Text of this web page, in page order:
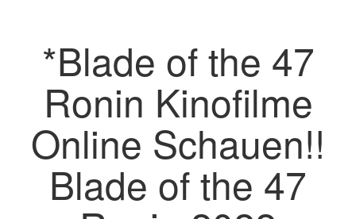
*Blade of the 47
Ronin Kinofilme
Online Schauen!!
Blade of the 47